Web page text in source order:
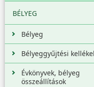
BÉLYEG
Bélyeg
Bélyeggyűjtési
Évkönyvek, bélyeg
összeállítások